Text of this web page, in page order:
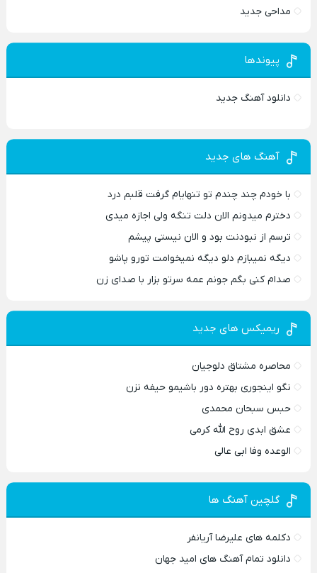
مداحی جدید
پیوندها
دانلود آهنگ جدید
آهنگ های جدید
با خودم چند چندم تو تنهایام گرفت قلبم درد
دخترم میدونم الان دلت تنگه ولی اجازه میدی
ترسم از نبودنت بود و الان نیستی پیشم
دیگه نمیبازم دلو دیگه نمیخوامت تورو پاشو
صدام کنی بگم جونم عمه سرتو بزار با صدای زن
ریمیکس های جدید
محاصره مشتاق دلوجیان
نگو اینجوری بهتره دور باشیمو حیفه نزن
حبس سبحان محمدی
عشق ابدی روح الله کرمی
الوعده وفا ابی عالی
گلچین آهنگ ها
دکلمه های علیرضا آریانفر
دانلود تمام آهنگ های امید جهان